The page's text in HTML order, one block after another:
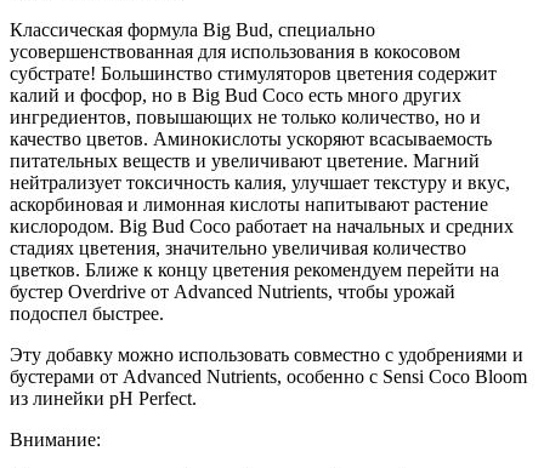
Классическая формула Big Bud, специально
усовершенствованная для использования в кокосовом
субстрате! Большинство стимуляторов цветения содержит
калий и фосфор, но в Big Bud Coco есть много других
ингредиентов, повышающих не только количество, но и
качество цветов. Аминокислоты ускоряют всасываемость
питательных веществ и увеличивают цветение. Магний
нейтрализует токсичность калия, улучшает текстуру и вкус,
аскорбиновая и лимонная кислоты напитывают растение
кислородом. Big Bud Coco работает на начальных и средних
стадиях цветения, значительно увеличивая количество
цветков. Ближе к концу цветения рекомендуем перейти на
бустер Overdrive от Advanced Nutrients, чтобы урожай
подоспел быстрее.
Эту добавку можно использовать совместно с удобрениями и
бустерами от Advanced Nutrients, особенно с Sensi Coco Bloom
из линейки pH Perfect.
Внимание: